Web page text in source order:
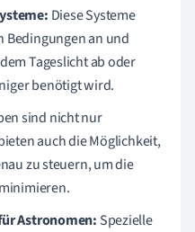
Diese Systeme
Bedingungen an und
Tageslicht ab oder
benötigt wird.
sind nicht nur
auch die Möglichkeit,
zu steuern, um die
Astronomen: Spezielle